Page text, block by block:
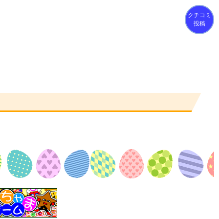
クチコミ
投稿